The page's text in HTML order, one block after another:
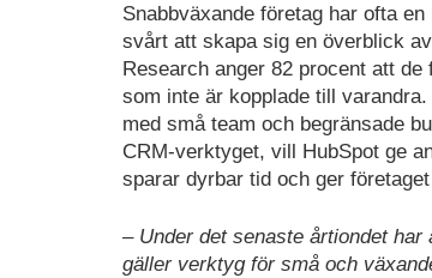
Snabbväxande företag har ofta
svårt att skapa sig en överblick
Research anger 82 procent att
som inte är kopplade till
med små team och begränsade
CRM-verktyget, vill HubSpot ge
sparar dyrbar tid och ger
– Under det senaste årtiondet
gäller verktyg för små och